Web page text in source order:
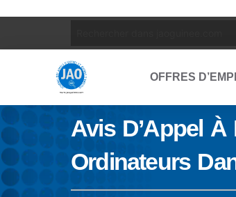
OFFRES
Avis D’Appel À
Ordinateurs